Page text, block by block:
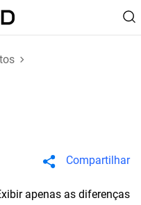
Compartilhar
apenas as diferenças